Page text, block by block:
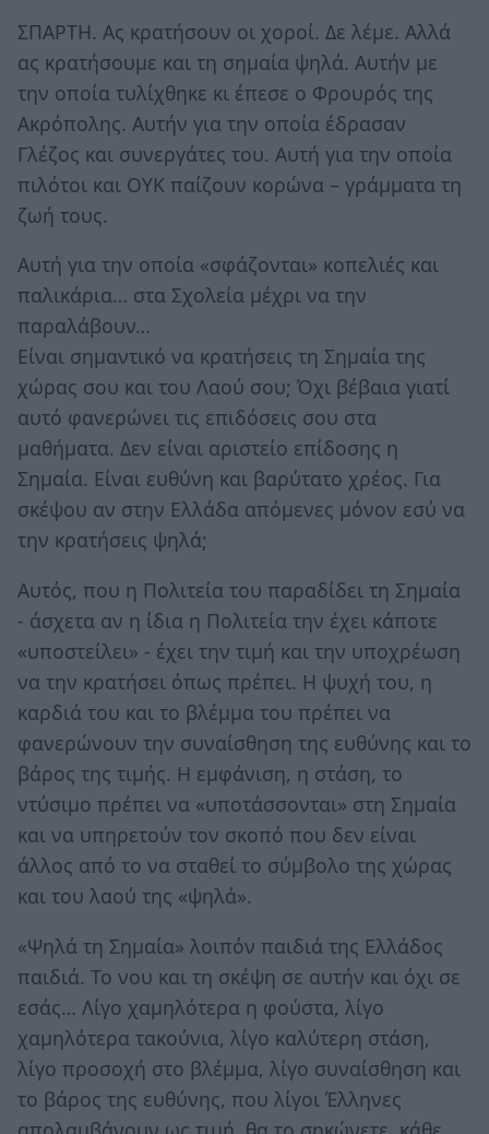
ΣΠΑΡΤΗ. Ας κρατήσουν οι χοροί. Δε λέμε. Αλλά
ας κρατήσουμε και τη σημαία ψηλά. Αυτήν με
την οποία τυλίχθηκε κι έπεσε ο Φρουρός της
Ακρόπολης. Αυτήν για την οποία έδρασαν
Γλέζος και συνεργάτες του. Αυτή για την οποία
πιλότοι και ΟΥΚ παίζουν κορώνα – γράμματα τη
ζωή τους.
Αυτή για την οποία «σφάζονται» κοπελιές και
παλικάρια… στα Σχολεία μέχρι να την
παραλάβουν…
Είναι σημαντικό να κρατήσεις τη Σημαία της
χώρας σου και του Λαού σου; Όχι βέβαια γιατί
αυτό φανερώνει τις επιδόσεις σου στα
μαθήματα. Δεν είναι αριστείο επίδοσης η
Σημαία. Είναι ευθύνη και βαρύτατο χρέος. Για
σκέψου αν στην Ελλάδα απόμενες μόνον εσύ να
την κρατήσεις ψηλά;
Αυτός, που η Πολιτεία του παραδίδει τη Σημαία
- άσχετα αν η ίδια η Πολιτεία την έχει κάποτε
«υποστείλει» - έχει την τιμή και την υποχρέωση
να την κρατήσει όπως πρέπει. Η ψυχή του, η
καρδιά του και το βλέμμα του πρέπει να
φανερώνουν την συναίσθηση της ευθύνης και το
βάρος της τιμής. Η εμφάνιση, η στάση, το
ντύσιμο πρέπει να «υποτάσσονται» στη Σημαία
και να υπηρετούν τον σκοπό που δεν είναι
άλλος από το να σταθεί το σύμβολο της χώρας
και του λαού της «ψηλά».
«Ψηλά τη Σημαία» λοιπόν παιδιά της Ελλάδος
παιδιά. Το νου και τη σκέψη σε αυτήν και όχι σε
εσάς… Λίγο χαμηλότερα η φούστα, λίγο
χαμηλότερα τακούνια, λίγο καλύτερη στάση,
λίγο προσοχή στο βλέμμα, λίγο συναίσθηση και
το βάρος της ευθύνης, που λίγοι Έλληνες